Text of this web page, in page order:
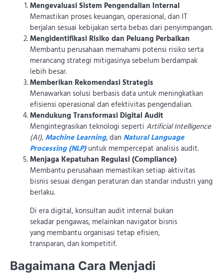
Mengevaluasi Sistem Pengendalian Internal
Memastikan proses keuangan, operasional, dan IT
berjalan sesuai kebijakan serta bebas dari penyimpangan.
Mengidentifikasi Risiko dan Peluang Perbaikan
Membantu perusahaan memahami potensi risiko serta
merancang strategi mitigasinya sebelum berdampak
lebih besar.
Memberikan Rekomendasi Strategis
Menawarkan solusi berbasis data untuk meningkatkan
efisiensi operasional dan efektivitas pengendalian.
Mendukung Transformasi Digital Audit
Mengintegrasikan teknologi seperti Artificial Intelligence
(AI), Machine Learning, dan Natural Language
Processing (NLP)untuk mempercepat analisis audit.
Menjaga Kepatuhan Regulasi (Compliance)
Membantu perusahaan memastikan setiap aktivitas
bisnis sesuai dengan peraturan dan standar industri yang
berlaku.
Di era digital, konsultan audit internal bukan
sekadar pengawas, melainkan navigator bisnis
yang membantu organisasi tetap efisien,
transparan, dan kompetitif.
Bagaimana Cara Menjadi